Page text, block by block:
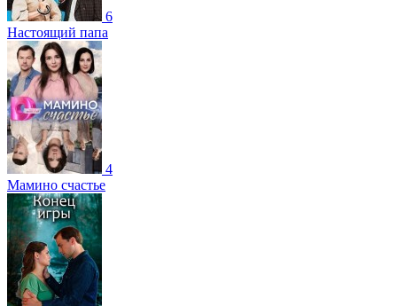
6
Настоящий папа
4
Мамино счастье